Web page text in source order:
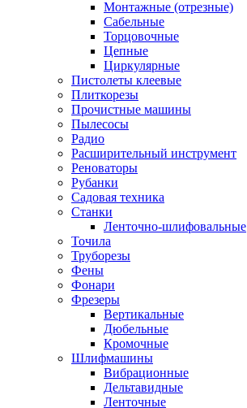
Монтажные (отрезные)
Сабельные
Торцовочные
Цепные
Циркулярные
Пистолеты клеевые
Плиткорезы
Прочистные машины
Пылесосы
Радио
Расширительный инструмент
Реноваторы
Рубанки
Садовая техника
Станки
Ленточно-шлифовальные
Точила
Труборезы
Фены
Фонари
Фрезеры
Вертикальные
Дюбельные
Кромочные
Шлифмашины
Вибрационные
Дельтавидные
Ленточные